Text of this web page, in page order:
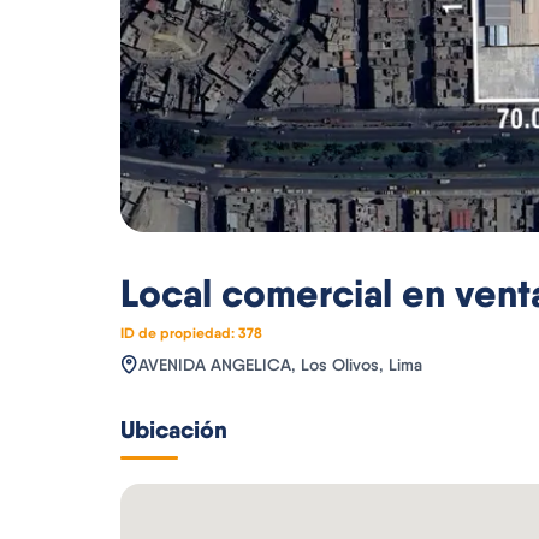
Local comercial en
ID de propiedad: 378
AVENIDA ANGELICA, Los Olivos, Lima
Ubicación